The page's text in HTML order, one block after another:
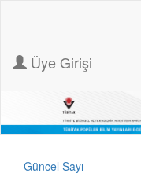
Üye Girişi
Güncel Sayı